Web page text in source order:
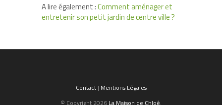
A lire également :Comment aménager et
entretenir son petit jardin de centre ville ?
Contact| Mentions Légales
© Copyright 2026 La Maison de Chloé.